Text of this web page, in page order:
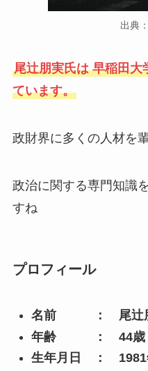
出典
尾辻朋実氏は 早稲田大
ています。
政財界に多くの人材を
政治に関する専門知識
すね
プロフィール
名前 ： 尾辻朋実
年齢 ： 44歳（
生年月日 ： 1981